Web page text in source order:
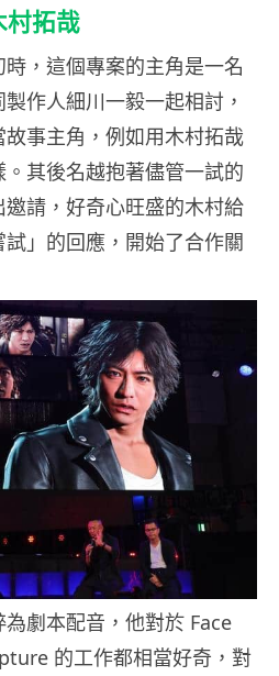
村拓哉
，這個專案的主角是一名
作人細川一毅一起相討，
事主角，例如用木村拓哉
其後名越抱著儘管一試的
請，好奇心旺盛的木村給
」的回應，開始了合作關
劇本配音，他對於 Face
的工作都相當好奇，對